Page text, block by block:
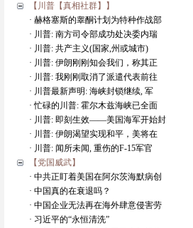
【川普【真相社群】】
· 赫格塞斯的睾酮计划为特种作战部
· 川普: 南方司令部成功处决委内瑞
· 川普: 共产主义(国家,州或城市)
· 川普: 伊朗刚刚知会我们，称其正
· 川普: 我刚刚取消了派遣代表前往
· 川普最新声明: 海峡封锁继续, 军
· 忙碌的川普: 霍尔木兹海峡已全面
· 川普: 即刻生效——美国海军开始封
· 川普: 伊朗渴望实现和平，美将在
· 川普: 闻所未闻, 重伤的F-15军官
【党国威武】
· 中共正盯着美国在阿尔茨海默病创
· 中国真的在衰退吗？
· 中国企业无法再在海外肆意侵害劳
· 习近平的“永恒清洗”